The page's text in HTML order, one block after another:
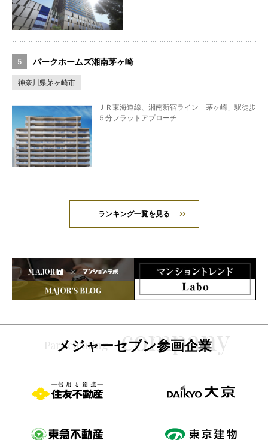
パークホームズ湘南茅ヶ崎
神奈川県茅ヶ崎市
ＪＲ東海道線、湘南新宿ライン「茅ヶ崎」駅徒歩
５分フラットアプローチ
ランキング一覧を見る
メジャーセブン参画企業